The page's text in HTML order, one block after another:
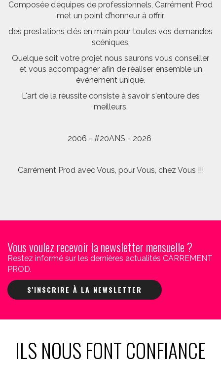
Composée d’équipes de professionnels, Carrément Prod
met un point d’honneur à offrir
des prestations clés en main pour toutes vos demandes
scéniques.
Quelque soit votre projet nous saurons vous conseiller
et vous accompagner afin de réaliser ensemble un
évènement unique.
L'art de la réussite consiste à savoir s'entoure des
meilleurs.
2006 - #20ANS - 2026
Carrément Prod avec Vous, pour Vous, chez Vous !!!
Vous voulez recevoir la newsletter mensuelle ?
Restez informé sur les dernières actualités CARREMENT
PROD.
S'INSCRIRE À LA NEWSLETTER
ILS NOUS FONT CONFIANCE